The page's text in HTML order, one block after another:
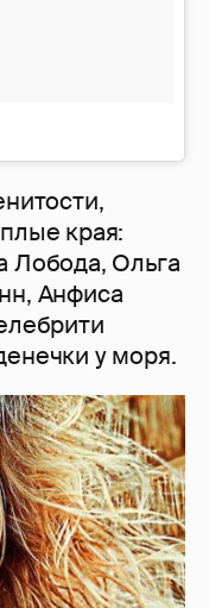
края:
Лобода, Ольга
Анфиса
у моря.